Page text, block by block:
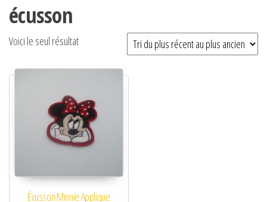
écusson
Voici le seul résultat
Écusson Minnie Applique